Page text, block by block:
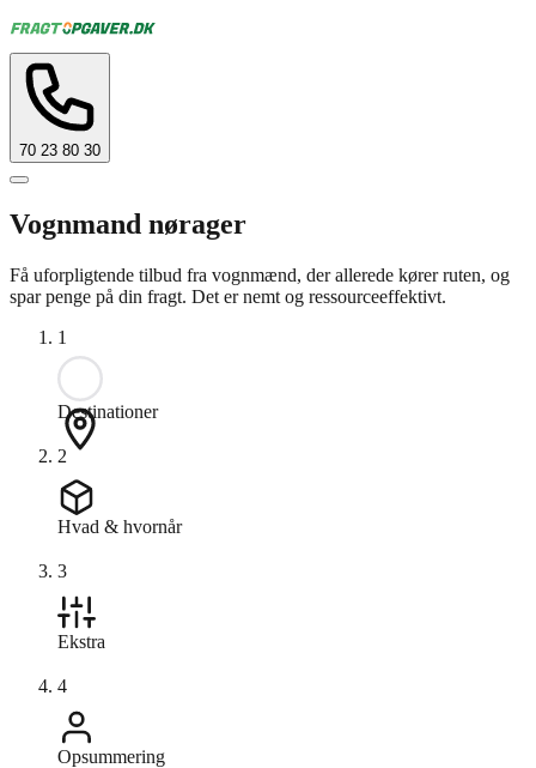
70 23 80 30
Vognmand nørager
Få uforpligtende tilbud fra vognmænd, der allerede kører ruten, og
spar penge på din fragt. Det er nemt og ressourceeffektivt.
1
Destinationer
2
Hvad & hvornår
3
Ekstra
4
Opsummering